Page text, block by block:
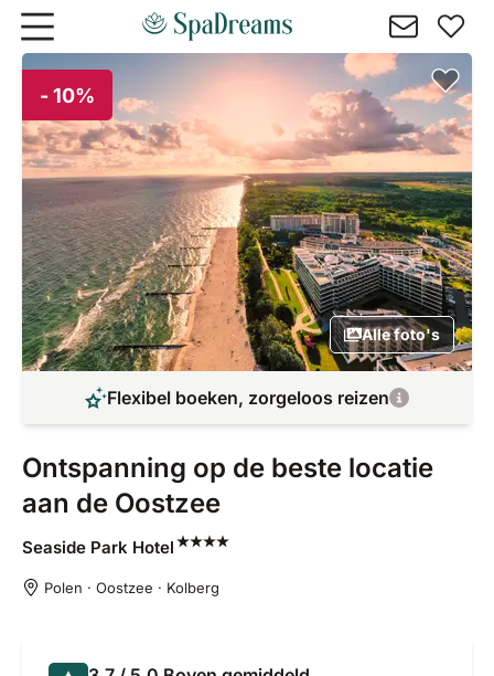
Naar hoofdinhoud gaan
- 10%
Alle foto's
Flexibel boeken, zorgeloos reizen
Ontspanning op de beste locatie
aan de Oostzee
Seaside Park Hotel
Polen · Oostzee · Kolberg